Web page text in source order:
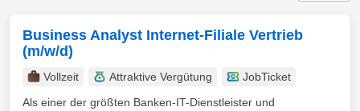
Business Analyst Internet-Filiale Vertrieb
(m/w/d)
Vollzeit Attraktive Vergütung
JobTicket
Als einer der größten Banken-IT-Dienstleister und